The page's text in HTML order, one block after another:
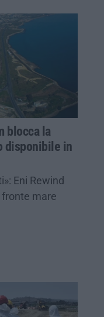
blocca la
disponibile in
Eni Rewind
mare